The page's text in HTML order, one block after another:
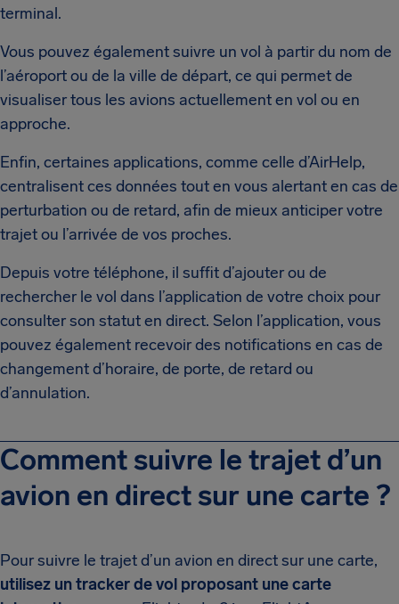
terminal.
Vous pouvez également suivre un vol à partir du nom de
l’aéroport ou de la ville de départ, ce qui permet de
visualiser tous les avions actuellement en vol ou en
approche.
Enfin, certaines applications, comme celle d’AirHelp,
centralisent ces données tout en vous alertant en cas de
perturbation ou de retard, afin de mieux anticiper votre
trajet ou l’arrivée de vos proches.
Depuis votre téléphone, il suffit d’ajouter ou de
rechercher le vol dans l’application de votre choix pour
consulter son statut en direct. Selon l’application, vous
pouvez également recevoir des notifications en cas de
changement d’horaire, de porte, de retard ou
d’annulation.
Comment suivre le trajet d’un
avion en direct sur une carte ?
Pour suivre le trajet d’un avion en direct sur une carte,
utilisez un tracker de vol proposant une carte